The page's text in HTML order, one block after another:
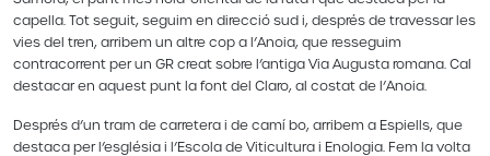
capella. Tot seguit, seguim en direcció sud i, després de travessar les
vies del tren, arribem un altre cop a l’Anoia, que resseguim
contracorrent per un GR creat sobre l’antiga Via Augusta romana. Cal
destacar en aquest punt la font del Claro, al costat de l’Anoia.
Després d’un tram de carretera i de camí bo, arribem a Espiells, que
destaca per l’església i l’Escola de Viticultura i Enologia. Fem la volta